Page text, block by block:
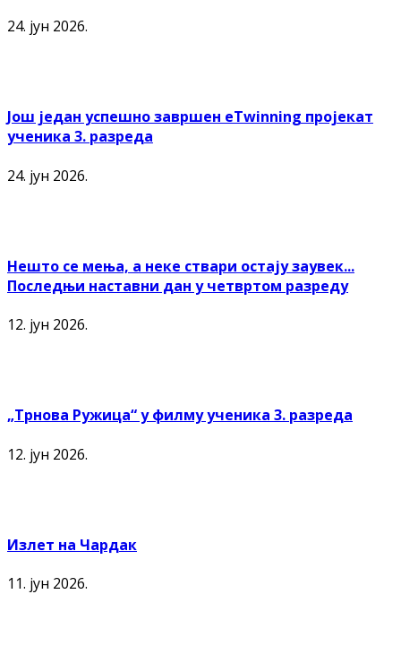
24. јун 2026.
Још један успешно завршен еTwinning пројекат
ученика 3. разреда
24. јун 2026.
Нешто се мења, а неке ствари остају заувек...
Последњи наставни дан у четвртом разреду
12. јун 2026.
„Трнова Ружица“ у филму ученика 3. разреда
12. јун 2026.
Излет на Чардак
11. јун 2026.